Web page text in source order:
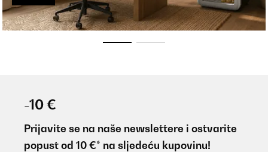
-10 €
Prijavite se na naše newslettere i ostvarite
popust od 10 €* na sljedeću kupovinu!